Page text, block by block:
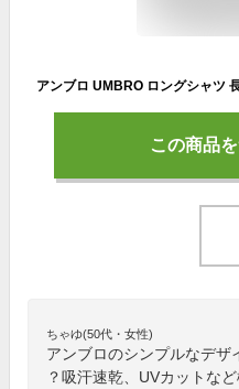
この商品
ちゃゆ(50代・女性)
アンブロのシンプルなデザ
？吸汗速乾、UVカットな